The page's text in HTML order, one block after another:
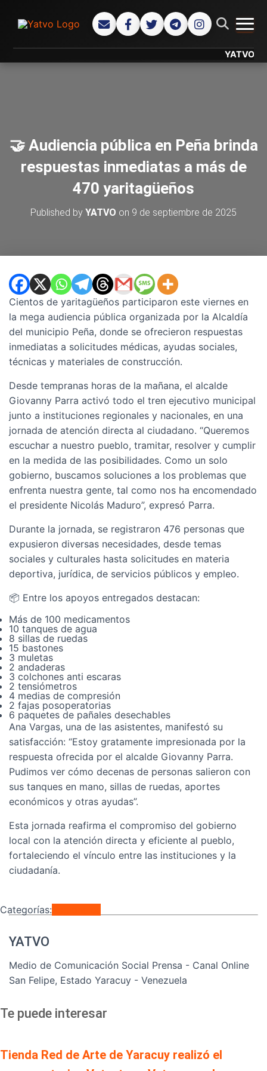
YATVO...
🤝 Audiencia pública en Peña brinda
respuestas inmediatas a más de
470 yaritagüeños
Published by YATVO on 9 de septiembre de 2025
Cientos de yaritagüeños participaron este viernes en
la mega audiencia pública organizada por la Alcaldía
del municipio Peña, donde se ofrecieron respuestas
inmediatas a solicitudes médicas, ayudas sociales,
técnicas y materiales de construcción.
Desde tempranas horas de la mañana, el alcalde
Giovanny Parra activó todo el tren ejecutivo municipal
junto a instituciones regionales y nacionales, en una
jornada de atención directa al ciudadano. “Queremos
escuchar a nuestro pueblo, tramitar, resolver y cumplir
en la medida de las posibilidades. Como un solo
gobierno, buscamos soluciones a los problemas que
enfrenta nuestra gente, tal como nos ha encomendado
el presidente Nicolás Maduro”, expresó Parra.
Durante la jornada, se registraron 476 personas que
expusieron diversas necesidades, desde temas
sociales y culturales hasta solicitudes en materia
deportiva, jurídica, de servicios públicos y empleo.
📦 Entre los apoyos entregados destacan:
Más de 100 medicamentos
10 tanques de agua
8 sillas de ruedas
15 bastones
3 muletas
2 andaderas
3 colchones anti escaras
2 tensiómetros
4 medias de compresión
2 fajas posoperatorias
6 paquetes de pañales desechables
Ana Vargas, una de las asistentes, manifestó su
satisfacción: “Estoy gratamente impresionada por la
respuesta ofrecida por el alcalde Giovanny Parra.
Pudimos ver cómo decenas de personas salieron con
sus tanques en mano, sillas de ruedas, aportes
económicos y otras ayudas”.
Esta jornada reafirma el compromiso del gobierno
local con la atención directa y eficiente al pueblo,
fortaleciendo el vínculo entre las instituciones y la
ciudadanía.
Categorías:
YATVO
Medio de Comunicación Social Prensa - Canal Online
San Felipe, Estado Yaracuy - Venezuela
Te puede interesar
Tienda Red de Arte de Yaracuy realizó el